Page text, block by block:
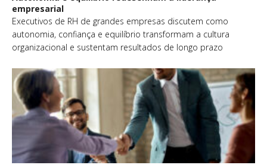
empresarial
Executivos de RH de grandes empresas discutem como
autonomia, confiança e equilíbrio transformam a cultura
organizacional e sustentam resultados de longo prazo